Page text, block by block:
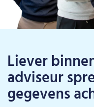
Liever
adviseur
gegevens